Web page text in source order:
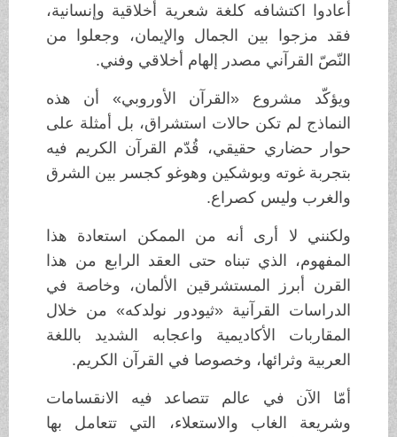
أعادوا اكتشافه كلغة شعرية أخلاقية وإنسانية،
فقد مزجوا بين الجمال والإيمان، وجعلوا من
النّصّ القرآني مصدر إلهام أخلاقي وفني.
ويؤكّد مشروع «القرآن الأوروبي» أن هذه
النماذج لم تكن حالات استشراق، بل أمثلة على
حوار حضاري حقيقي، قُدّم القرآن الكريم فيه
بتجربة غوته وبوشكين وهوغو كجسر بين الشرق
والغرب وليس كصراع.
ولكنني لا أرى أنه من الممكن استعادة هذا
المفهوم، الذي تبناه حتى العقد الرابع من هذا
القرن أبرز المستشرقين الألمان، وخاصة في
الدراسات القرآنية «ثيودور نولدكه» من خلال
المقاربات الأكاديمية واعجابه الشديد باللغة
العربية وثرائها، وخصوصا في القرآن الكريم.
أمّا الآن في عالم تتصاعد فيه الانقسامات
وشريعة الغاب والاستعلاء، التي تتعامل بها